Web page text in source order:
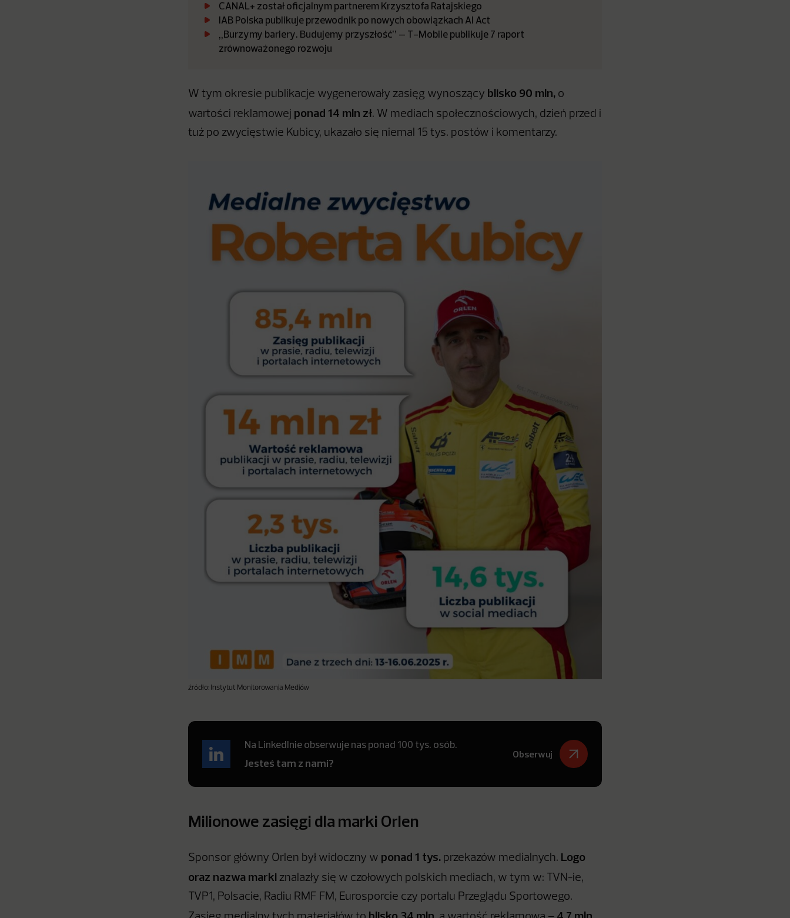
CANAL+ został oficjalnym partnerem Krzysztofa Ratajskiego
IAB Polska publikuje przewodnik po nowych obowiązkach AI Act
„Burzymy bariery. Budujemy przyszłość” – T-Mobile publikuje 7 raport
zrównoważonego rozwoju
W tym okresie publikacje wygenerowały zasięg wynoszący blisko 90 mln, o
wartości reklamowej ponad 14 mln zł. W mediach społecznościowych, dzień przed i
tuż po zwycięstwie Kubicy, ukazało się niemal 15 tys. postów i komentarzy.
źródło: Instytut Monitorowania Mediów
Na LinkedInie obserwuje nas ponad 100 tys. osób.
Jesteś tam z nami?
Obserwuj
Milionowe zasięgi dla marki Orlen
Sponsor główny Orlen był widoczny w ponad 1 tys. przekazów medialnych. Logo
oraz nazwa marki znalazły się w czołowych polskich mediach, w tym w: TVN-ie,
TVP1, Polsacie, Radiu RMF FM, Eurosporcie czy portalu Przeglądu Sportowego.